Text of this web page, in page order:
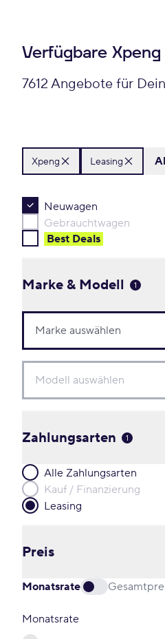
Verfügbare
7612 Angebote für
Xpeng Leasing
Neuwagen
Gebrauchtwagen
Best Deals
Marke & Modell 1
Zahlungsarten 1
Alle Zahlungsarten
Kauf / Finanzierung
Leasing
Preis
Monatsrate
Monatsrate